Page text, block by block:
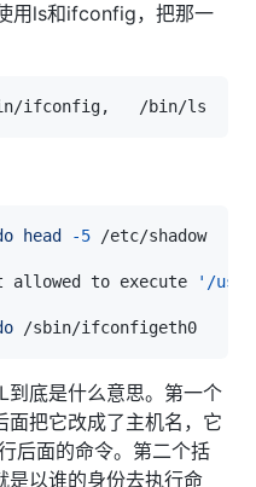
用ls和ifconfig，把那一
head -5
to execute
'/usr/
/sbin/ifconfigeth0
到底是什么意思。第一个
面把它改成了主机名，它
后面的命令。第二个括
是以谁的身份去执行命